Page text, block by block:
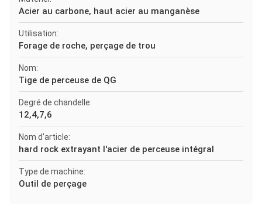
Acier au carbone, haut acier au manganèse
Utilisation:
Forage de roche, perçage de trou
Nom:
Tige de perceuse de QG
Degré de chandelle:
12,4,7,6
Nom d'article:
hard rock extrayant l'acier de perceuse intégral
Type de machine:
Outil de perçage